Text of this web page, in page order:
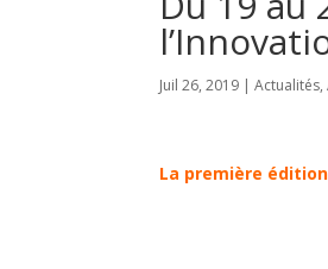
Juil 26, 2019 |Actualités,
La première